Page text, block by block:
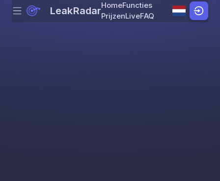
Skip to content
Menu LeakRadarHomeFuncties
PrijzenLiveFAQ